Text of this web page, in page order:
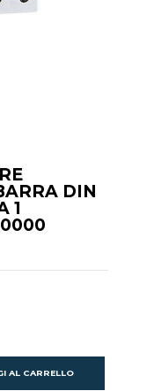
DIN
1
AL CARRELLO